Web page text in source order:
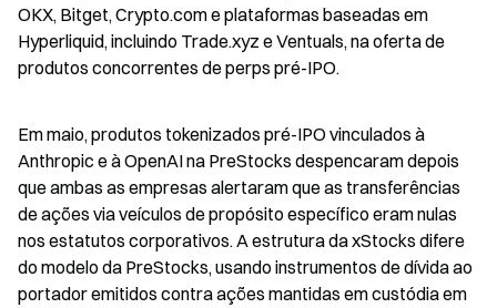
OKX, Bitget, Crypto.com e plataformas baseadas em
Hyperliquid, incluindo Trade.xyz e Ventuals, na oferta de
produtos concorrentes de perps pré-IPO.
Em maio, produtos tokenizados pré-IPO vinculados à
Anthropic e à OpenAI na PreStocks despencaram depois
que ambas as empresas alertaram que as transferências
de ações via veículos de propósito específico eram nulas
nos estatutos corporativos. A estrutura da xStocks difere
do modelo da PreStocks, usando instrumentos de dívida ao
portador emitidos contra ações mantidas em custódia em